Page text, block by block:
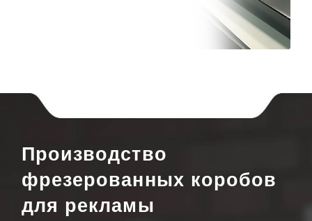
Производство
фрезерованных коробов
для рекламы